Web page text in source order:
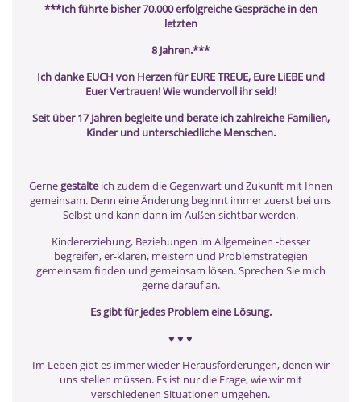
***Ich führte bisher 70.000 erfolgreiche Gespräche in den
letzten
8 Jahren.***
Ich danke EUCH von Herzen für EURE TREUE, Eure LiEBE und
Euer Vertrauen! Wie wundervoll ihr seid!
Seit über 17 Jahren begleite und berate ich zahlreiche Familien,
Kinder und unterschiedliche Menschen.
Gernegestalteich zudem die Gegenwart und Zukunft mit Ihnen
gemeinsam. Denn eine Änderung beginnt immer zuerst bei uns
Selbst und kann dann im Außen sichtbar werden.
Kindererziehung, Beziehungen im Allgemeinen -besser
begreifen, er-klären, meistern und Problemstrategien
gemeinsam finden und gemeinsam lösen. Sprechen Sie mich
gerne darauf an.
Es gibt für jedes Problem eine Lösung.
♥ ♥ ♥
Im Leben gibt es immer wieder Herausforderungen, denen wir
uns stellen müssen. Es ist nur die Frage, wie wir mit
verschiedenen Situationen umgehen.